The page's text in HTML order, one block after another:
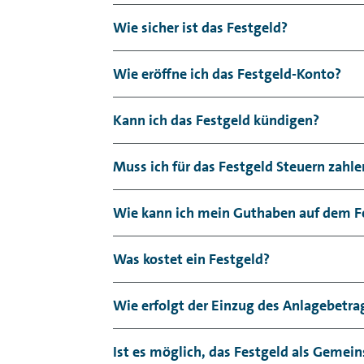
Wie sicher ist das Festgeld?
Mit dem Festgeld erhalten Sie
planbaren Renditen.
ZUR EINLAGENSICHERUNG
Wie eröffne ich das Festgeld-Konto?
Sie können Ihr Festgeld direktonline
Kann ich das Festgeld kündigen?
Ein Festgeld aufzulösen oder zu
Muss ich für das Festgeld Steuern
Zinsen für Festgelder sind
Zinseinkünften behalten. Sie können
Weitere Fragen und Antworten zum
Wie kann ich mein Guthaben auf dem
Sie können den tagesaktuellen Stand
auch der aktuelle Kontoauszug zur
Was kostet ein Festgeld?
Die Eröffnung ist kostenlos und auch
Wie erfolgt der Einzug des
Der Einzug erfolgt als Lastschrift von
Ist es möglich, das Festgeld als